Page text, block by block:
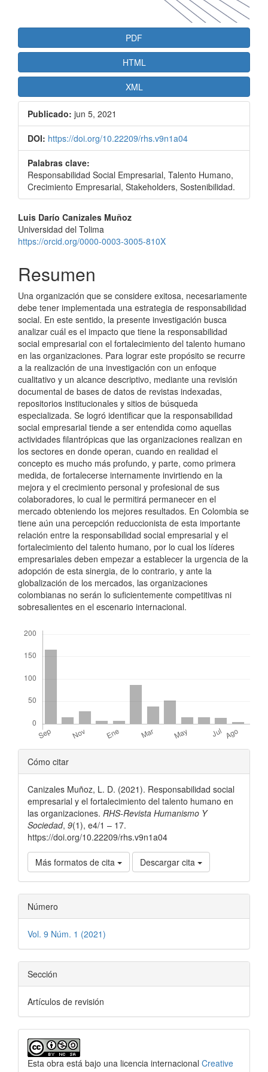
PDF
HTML
XML
Publicado: jun 5, 2021
DOI: https://doi.org/10.22209/rhs.v9n1a04
Palabras clave:
Responsabilidad Social Empresarial, Talento Humano,
Crecimiento Empresarial, Stakeholders, Sostenibilidad.
Contenido
principal
artículo
Luis Darío Canizales Muñoz
Universidad del Tolima
https://orcid.org/0000-0003-3005-810X
Resumen
Una organización que se considere exitosa, necesariamente
debe tener implementada una estrategia de responsabilidad
social. En este sentido, la presente investigación busca
analizar cuál es el impacto que tiene la responsabilidad
social empresarial con el fortalecimiento del talento humano
en las organizaciones. Para lograr este propósito se recurre
a la realización de una investigación con un enfoque
cualitativo y un alcance descriptivo, mediante una revisión
documental de bases de datos de revistas indexadas,
repositorios institucionales y sitios de búsqueda
especializada. Se logró identificar que la responsabilidad
social empresarial tiende a ser entendida como aquellas
actividades filantrópicas que las organizaciones realizan en
los sectores en donde operan, cuando en realidad el
concepto es mucho más profundo, y parte, como primera
medida, de fortalecerse internamente invirtiendo en la
mejora y el crecimiento personal y profesional de sus
colaboradores, lo cual le permitirá permanecer en el
mercado obteniendo los mejores resultados. En Colombia se
tiene aún una percepción reduccionista de esta importante
relación entre la responsabilidad social empresarial y el
fortalecimiento del talento humano, por lo cual los líderes
empresariales deben empezar a establecer la urgencia de la
adopción de esta sinergia, de lo contrario, y ante la
globalización de los mercados, las organizaciones
colombianas no serán lo suficientemente competitivas ni
sobresalientes en el escenario internacional.
Detalles
del
artículo
Cómo citar
Canizales Muñoz, L. D. (2021). Responsabilidad social
empresarial y el fortalecimiento del talento humano en
las organizaciones. RHS-Revista Humanismo Y
Sociedad, 9(1), e4/1 – 17.
https://doi.org/10.22209/rhs.v9n1a04
Más formatos de cita Descargar cita
Número
Vol. 9 Núm. 1 (2021)
Sección
Artículos de revisión
Esta obra está bajo una licencia internacional Creative